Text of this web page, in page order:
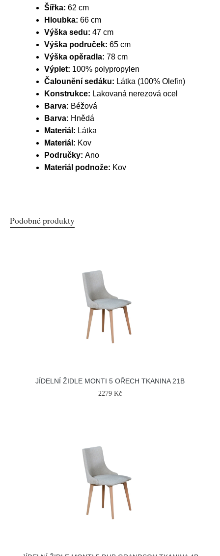
Šířka: 62 cm
Hloubka: 66 cm
Výška sedu: 47 cm
Výška područek: 65 cm
Výška opěradla: 78 cm
Výplet: 100% polypropylen
Čalounění sedáku: Látka (100% Olefin)
Konstrukce: Lakovaná nerezová ocel
Barva: Béžová
Barva: Hnědá
Materiál: Látka
Materiál: Kov
Područky: Ano
Materiál podnože: Kov
Podobné produkty
JÍDELNÍ ŽIDLE MONTI 5 OŘECH TKANINA 21B
2279 Kč